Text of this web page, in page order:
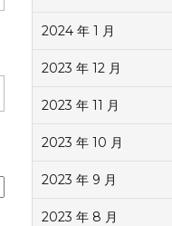
2024 年 1 月
2023 年 12 月
2023 年 11 月
2023 年 10 月
2023 年 9 月
2023 年 8 月